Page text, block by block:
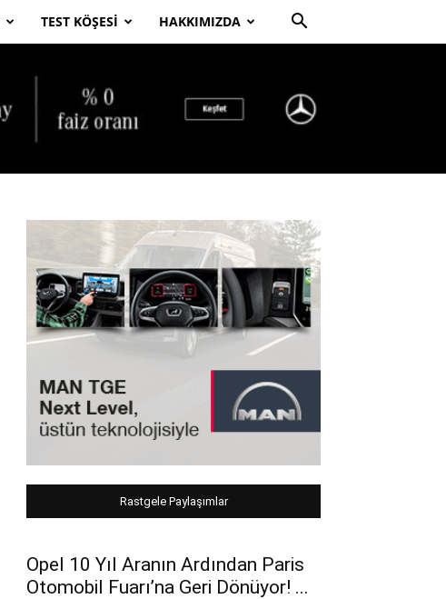
TEST KÖŞESI HAKKIMIZDA
Rastgele Paylaşımlar
Opel 10 Yıl Aranın Ardından Paris
Otomobil Fuarı’na Geri Dönüyor! ...